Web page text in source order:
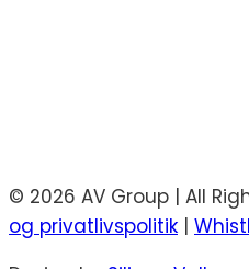
© 2026 AV Group | All
og privatlivspolitik |